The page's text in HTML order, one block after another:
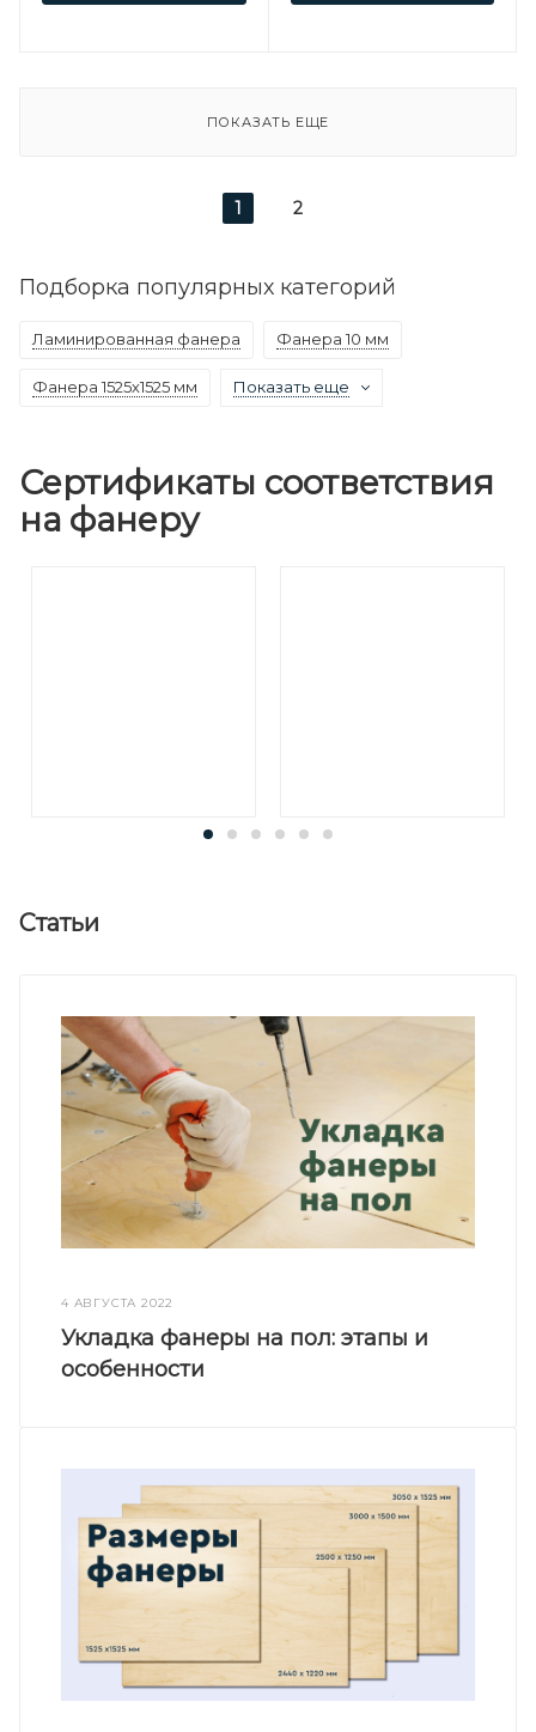
ПОКАЗАТЬ ЕЩЕ
1 2
Подборка популярных категорий
Ламинированная фанера Фанера 10 мм
Фанера 1525х1525 мм Показать еще
Сертификаты соответствия
на фанеру
Статьи
4 АВГУСТА 2022
Укладка фанеры на пол: этапы и
особенности